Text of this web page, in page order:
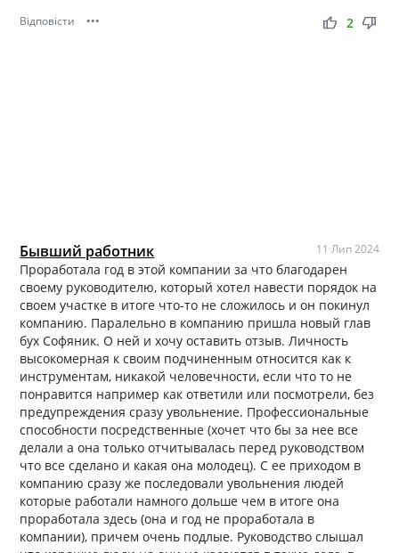
Відповісти ••• thumb_up thumb_down
2
Бывший работник 11 Лип 2024
Проработала год в этой компании за что благодарен
своему руководителю, который хотел навести порядок на
своем участке в итоге что-то не сложилось и он покинул
компанию. Паралельно в компанию пришла новый глав
бух Софяник. О ней и хочу оставить отзыв. Личность
высокомерная к своим подчиненным относится как к
инструментам, никакой человечности, если что то не
понравится например как ответили или посмотрели, без
предупреждения сразу увольнение. Профессиональные
способности посредственные (хочет что бы за нее все
делали а она только отчитывалась перед руководством
что все сделано и какая она молодец). С ее приходом в
компанию сразу же последовали увольнения людей
которые работали намного дольше чем в итоге она
проработала здесь (она и год не проработала в
компании), причем очень подлые. Руководство слышал